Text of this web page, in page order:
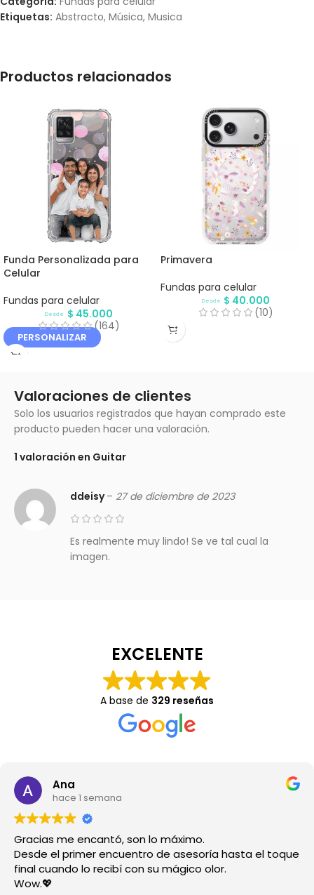
Etiquetas: Abstracto, Música, Musica
Productos relacionados
Funda Personalizada para
Celular
Fundas para celular
Desde $ 45.000
(164)
PERSONALIZAR
Primavera
Fundas para celular
Desde $ 40.000
(10)
Valoraciones de clientes
1 valoración en Guitar
ddeisy– 27 de diciembre de 2023
Es realmente muy lindo! Se ve tal cual la
imagen.
Solo los usuarios registrados que hayan comprado este
producto pueden hacer una valoración.
EXCELENTE
A base de 329 reseñas
Ana
hace 1 semana
Gracias me encantó, son lo máximo.
Desde el primer encuentro de asesoría hasta el toque
final cuando lo recibí con su mágico olor.
Wow.💖